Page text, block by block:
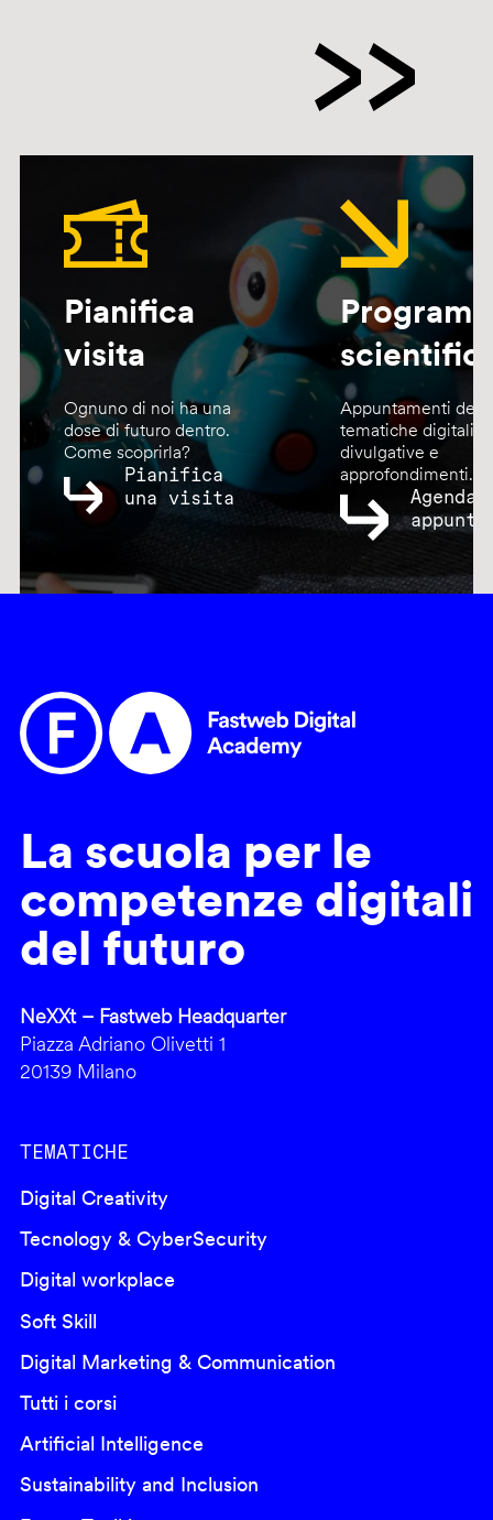
Pianifica
visita
Ognuno di noi ha una
dose di futuro dentro.
Come scoprirla?
Pianifica
una visita
Appuntamenti
tematiche digitali,
divulgative e
approfondimenti.
Agenda
La scuola per le
competenze digitali
del futuro
NeXXt – Fastweb Headquarter
Piazza Adriano Olivetti 1
20139 Milano
TEMATICHE
Digital Creativity
Tecnology & CyberSecurity
Digital workplace
Soft Skill
Digital Marketing & Communication
Tutti i corsi
Artificial Intelligence
Sustainability and Inclusion